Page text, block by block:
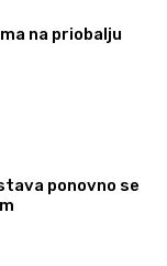
na priobalju
ponovno se